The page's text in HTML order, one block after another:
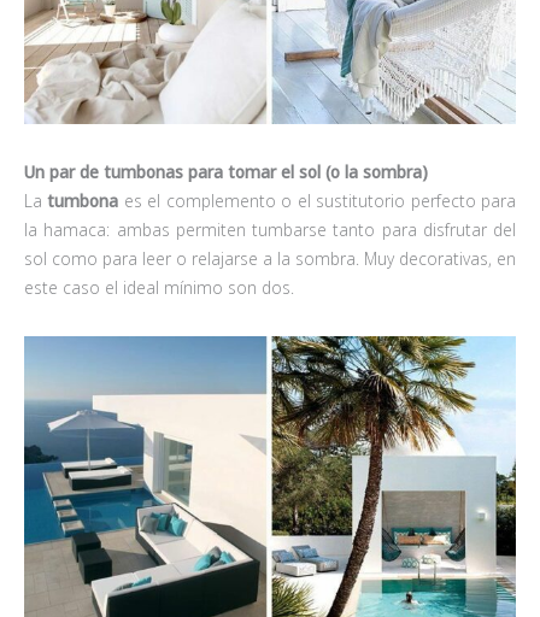
Un par de tumbonas para tomar el sol (o la sombra)
Latumbona es el complemento o el sustitutorio perfecto para
la hamaca: ambas permiten tumbarse tanto para disfrutar del
sol como para leer o relajarse a la sombra. Muy decorativas, en
este caso el ideal mínimo son dos.